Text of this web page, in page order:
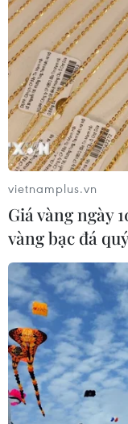
vietnamplus.vn
Giá vàng ngày
vàng bạc đá